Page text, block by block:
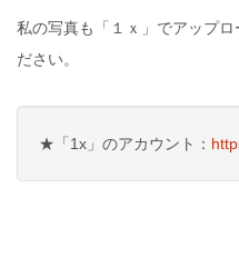
私の写真も「１ｘ」でアップ
ださい。
★「1x」のアカウント：